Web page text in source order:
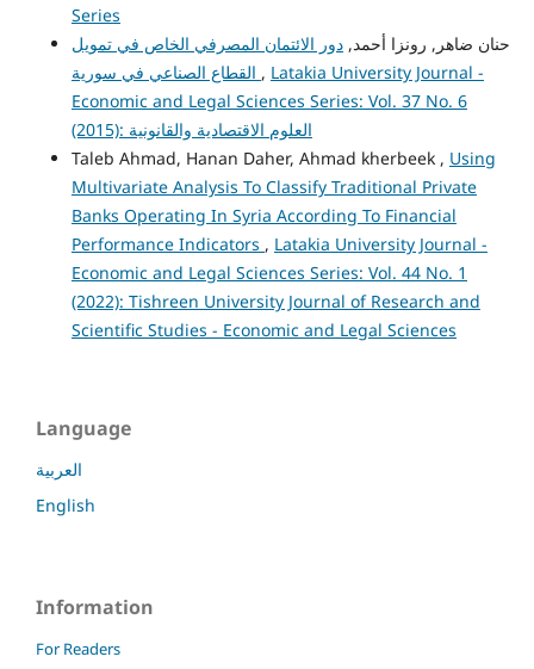
Series
حنان ضاهر, رونزا أحمد,دور الائتمان المصرفي الخاص في تمويل
, Latakia University Journal -
Economic and Legal Sciences Series: Vol. 37 No. 6
(2015): العلوم الاقتصادية والقانونية
Taleb Ahmad, Hanan Daher, Ahmad kherbeek , Using
Multivariate Analysis To Classify Traditional Private
Banks Operating In Syria According To Financial
Performance Indicators , Latakia University Journal -
Economic and Legal Sciences Series: Vol. 44 No. 1
(2022): Tishreen University Journal of Research and
Scientific Studies - Economic and Legal Sciences
Language
العربية
English
Information
For Readers